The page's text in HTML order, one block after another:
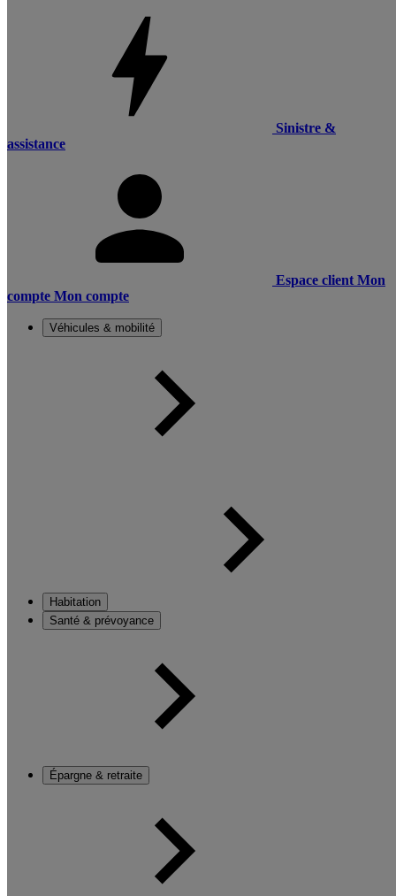
Sinistre &
assistance
Espace client Mon
compte Mon compte
Véhicules & mobilité
Habitation
Santé & prévoyance
Épargne & retraite